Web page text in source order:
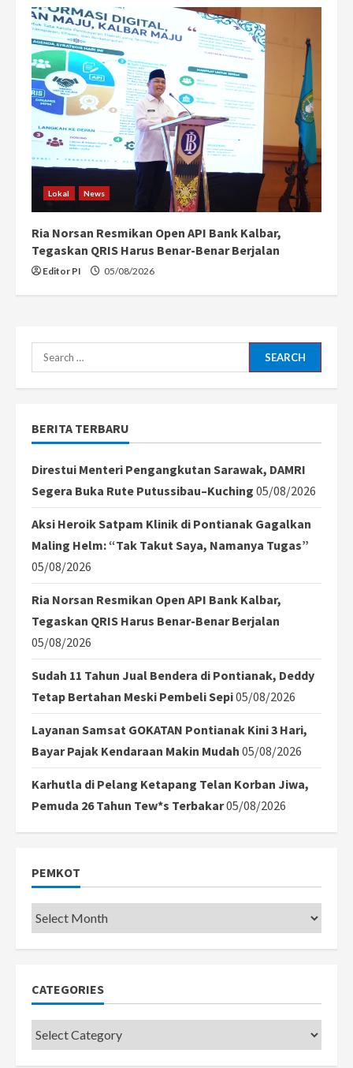
Lokal News
Ria Norsan Resmikan Open API Bank Kalbar,
Tegaskan QRIS Harus Benar-Benar Berjalan
Editor PI 05/08/2026
Search
for:
BERITA TERBARU
Direstui Menteri Pengangkutan Sarawak, DAMRI
Segera Buka Rute Putussibau–Kuching 05/08/2026
Aksi Heroik Satpam Klinik di Pontianak Gagalkan
Maling Helm: “Tak Takut Saya, Namanya Tugas”
05/08/2026
Ria Norsan Resmikan Open API Bank Kalbar,
Tegaskan QRIS Harus Benar-Benar Berjalan
05/08/2026
Sudah 11 Tahun Jual Bendera di Pontianak, Deddy
Tetap Bertahan Meski Pembeli Sepi05/08/2026
Layanan Samsat GOKATAN Pontianak Kini 3 Hari,
Bayar Pajak Kendaraan Makin Mudah 05/08/2026
Karhutla di Pelang Ketapang Telan Korban Jiwa,
Pemuda 26 Tahun Tew*s Terbakar05/08/2026
PEMKOT
Pemkot
CATEGORIES
Categories